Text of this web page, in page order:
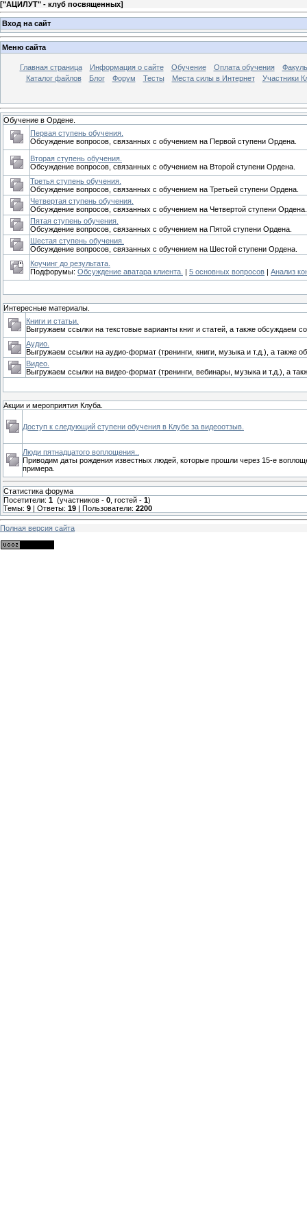
["АЦИЛУТ" - клуб посвященных]
Вход на сайт
Меню сайта
Главная страница Информация о сайте Обучение Оплата обучения
Каталог файлов
Блог Форум Тесты Места силы в Интернет Участники
Обучение в Ордене.
Первая ступень обучения.
Обсуждение вопросов, связанных с обучением на Первой ступени Ордена.
Вторая ступень обучения.
Обсуждение вопросов, связанных с обучением на Второй ступени Ордена.
Третья ступень обучения.
Обсуждение вопросов, связанных с обучением на Третьей ступени Ордена.
Четвертая ступень обучения.
Обсуждение вопросов, связанных с обучением на Четвертой ступени Ордена.
Пятая ступень обучения.
Обсуждение вопросов, связанных с обучением на Пятой ступени Ордена.
Шестая ступень обучения.
Обсуждение вопросов, связанных с обучением на Шестой ступени Ордена.
Коучинг до результата.
Подфорумы: Обсуждение аватара клиента. | 5 основных вопросов | Анализ
Интересные материалы.
Книги и статьи.
Выгружаем ссылки на текстовые варианты книг и статей, а также обсуждаем
Аудио.
Выгружаем ссылки на аудио-формат (тренинги, книги, музыка и т.д.), а также
Видео.
Выгружаем ссылки на видео-формат (тренинги, вебинары, музыка и т.д.), а
Акции и мероприятия Клуба.
Доступ к следующий ступени обучения в Клубе за видеоотзыв.
Люди пятнадцатого воплощения..
Приводим даты рождения известных людей, которые прошли через 15-е
примера.
Статистика форума
Посетители: 1 (участников - 0 , гостей - 1)
Темы: 9 | Ответы: 19 | Пользователи: 2200
Полная версия сайта